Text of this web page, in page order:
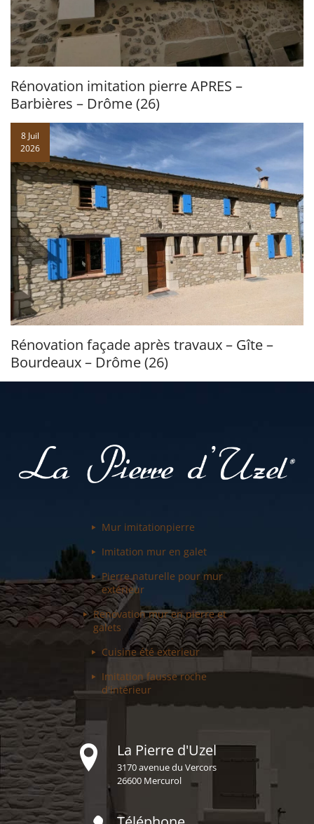
Rénovation imitation pierre APRES –
Barbières – Drôme (26)
8 Juil
2026
Rénovation façade après travaux – Gîte –
Bourdeaux – Drôme (26)
Mur imitationpierre
Imitation mur en galet
Pierre naturelle pourmur
extérieur
Renovation muren pierre et
galets
Cuisine été exterieur
Imitation fausseroche
d'intérieur
La Pierre d'Uzel
3170 avenue du Vercors
26600 Mercurol